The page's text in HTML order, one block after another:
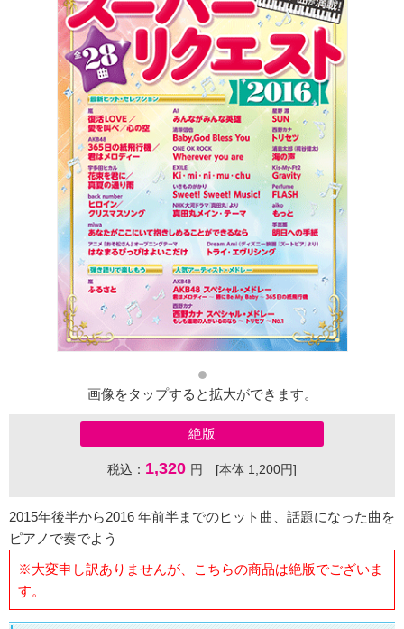
画像をタップすると拡大ができます。
絶版
税込： 1,320 円 [本体 1,200円]
2015年後半から2016 年前半までのヒット曲、話題になった曲を
ピアノで奏でよう
※大変申し訳ありませんが、こちらの商品は絶版でございま
す。